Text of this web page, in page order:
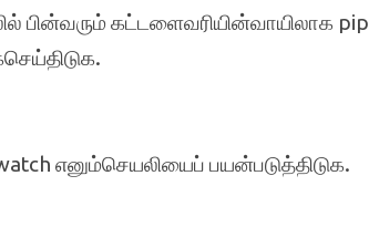
பின்வரும் கட்டளைவரியின்வாயிலாக pip
எனும்செயலியைப் பயன்படுத்திடுக.